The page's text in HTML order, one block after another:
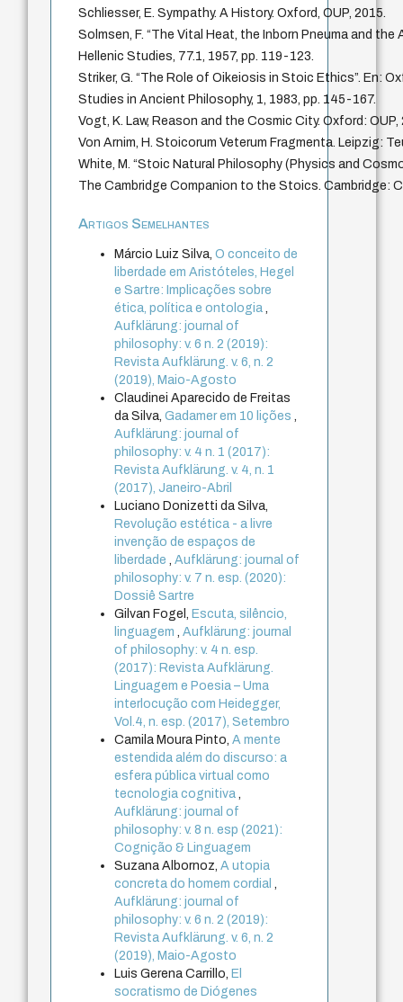
Schliesser, E. Sympathy. A History. Oxford, OUP, 2015.
Solmsen, F. “The Vital Heat, the Inborn Pneuma and the
Hellenic Studies, 77.1, 1957, pp. 119-123.
Striker, G. “The Role of Oikeiosis in Stoic Ethics”. En:
Studies in Ancient Philosophy, 1, 1983, pp. 145-167.
Vogt, K. Law, Reason and the Cosmic City. Oxford: OUP,
Von Arnim, H. Stoicorum Veterum Fragmenta. Leipzig:
White, M. “Stoic Natural Philosophy (Physics and
The Cambridge Companion to the Stoics. Cambridge:
Artigos Semelhantes
Márcio Luiz Silva,O conceito de
liberdade em Aristóteles, Hegel
e Sartre: Implicações sobre
ética, política e ontologia,
Aufklärung: journal of
philosophy: v. 6 n. 2 (2019):
Revista Aufklärung. v. 6, n. 2
(2019), Maio-Agosto
Claudinei Aparecido de Freitas
da Silva,Gadamer em 10 lições,
Aufklärung: journal of
philosophy: v. 4 n. 1 (2017):
Revista Aufklärung. v. 4, n. 1
(2017), Janeiro-Abril
Luciano Donizetti da Silva,
Revolução estética - a livre
invenção de espaços de
liberdade,Aufklärung: journal of
philosophy: v. 7 n. esp. (2020):
Dossiê Sartre
Gilvan Fogel, Escuta, silêncio,
linguagem,Aufklärung: journal
of philosophy: v. 4 n. esp.
(2017): Revista Aufklärung.
Linguagem e Poesia – Uma
interlocução com Heidegger,
Vol.4, n. esp. (2017), Setembro
Camila Moura Pinto,A mente
estendida além do discurso: a
esfera pública virtual como
tecnologia cognitiva,
Aufklärung: journal of
philosophy: v. 8 n. esp (2021):
Cognição & Linguagem
Suzana Albornoz,A utopia
concreta do homem cordial,
Aufklärung: journal of
philosophy: v. 6 n. 2 (2019):
Revista Aufklärung. v. 6, n. 2
(2019), Maio-Agosto
Luis Gerena Carrillo, El
socratismo de Diógenes